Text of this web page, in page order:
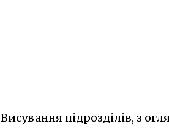
Висування підрозділів, з